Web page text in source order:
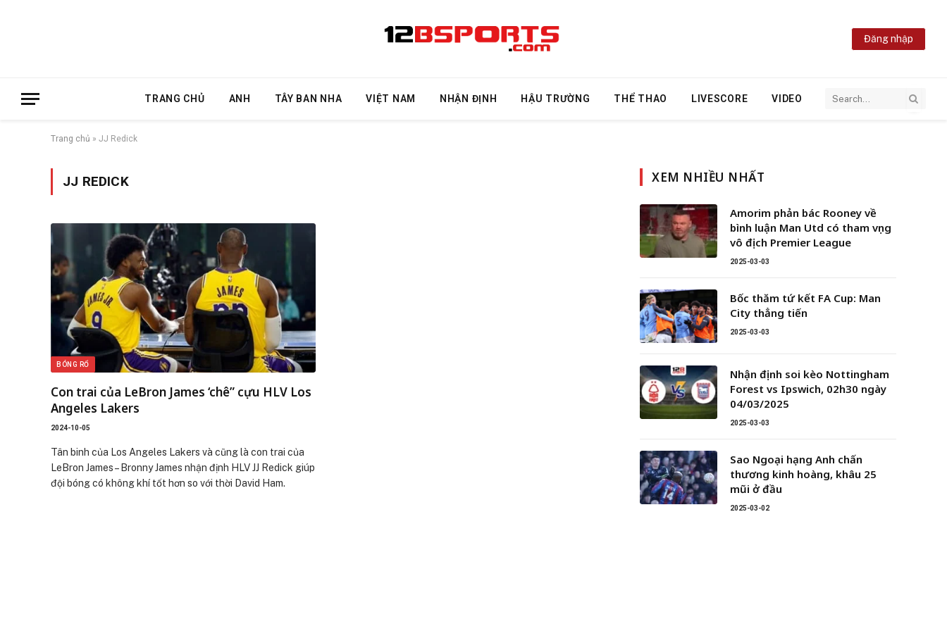
Đăng nhập
TRANG CHỦ ANH TÂY BAN NHA VIỆT NAM NHẬN ĐỊNH HẬU TRƯỜNG THỂ THAO LIVESCORE VIDEO
Trang chủ » JJ Redick
JJ REDICK
BÓNG RỔ
Con trai của LeBron James ‘chê” cựu HLV Los
Angeles Lakers
2024-10-05
Tân binh của Los Angeles Lakers và cũng là con trai của
LeBron James – Bronny James nhận định HLV JJ Redick giúp
đội bóng có không khí tốt hơn so với thời David Ham.
XEM NHIỀU NHẤT
Amorim phản bác Rooney về
bình luận Man Utd có tham vọng
vô địch Premier League
2025-03-03
Bốc thăm tứ kết FA Cup: Man
City thẳng tiến
2025-03-03
Nhận định soi kèo Nottingham
Forest vs Ipswich, 02h30 ngày
04/03/2025
2025-03-03
Sao Ngoại hạng Anh chấn
thương kinh hoàng, khâu 25
mũi ở đầu
2025-03-02